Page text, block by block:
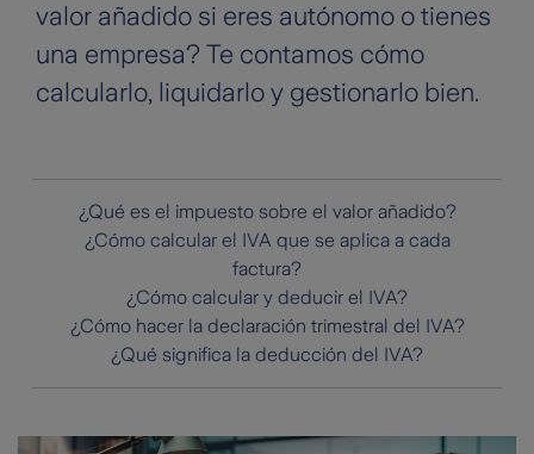
valor añadido si eres autónomo o tienes
una empresa? Te contamos cómo
calcularlo, liquidarlo y gestionarlo bien.
¿Qué es el impuesto sobre el valor añadido?
¿Cómo calcular el IVA que se aplica a cada
factura?
¿Cómo calcular y deducir el IVA?
¿Cómo hacer la declaración trimestral del IVA?
¿Qué significa la deducción del IVA?